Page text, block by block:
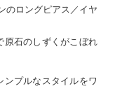
のロングピアス／イヤ
原石のしずくがこぼれ
ンプルなスタイルをワ